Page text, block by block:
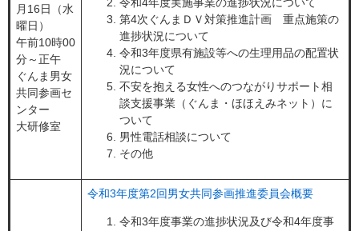
月16日（水
曜日）
午前10時00
分～正午
ぐんま男女
共同参画セ
ンター
大研修室
第4次ぐんまＤＶ対策推進計画 重点施策の
進捗状況について
令和3年度県有施設等への生理用品の配置状
況について
不安を抱える女性へのつながりサポート相
談支援事業（ぐんま・ほほえみネット）に
ついて
男性電話相談について
その他
令和3年度第2回男女共同参画推進委員会概要
令和3年度事業の進捗状況及び令和4年度事